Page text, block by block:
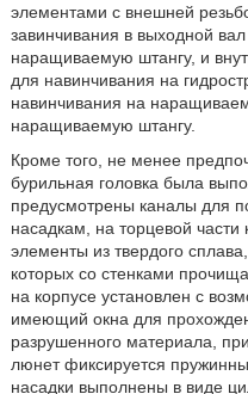
элементами с внешней
завинчивания в выходной
наращиваемую штангу, и
для навинчивания на
навинчивания на
наращиваемую штангу.
Кроме того, не менее
бурильная головка была
предусмотрены каналы для
насадкам, на торцевой
элементы из твердого
которых со стенками
на корпусе установлен с
имеющий окна для
разрушенного материала,
люнет фиксируется
насадки выполнены в виде